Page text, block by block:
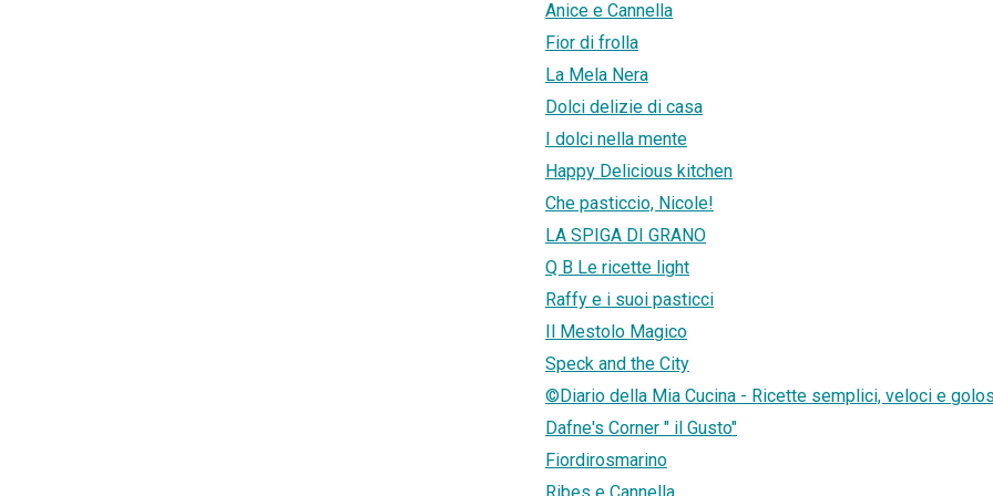
Anice e Cannella
Fior di frolla
La Mela Nera
Dolci delizie di casa
I dolci nella mente
Happy Delicious kitchen
Che pasticcio, Nicole!
LA SPIGA DI GRANO
Q B Le ricette light
Raffy e i suoi pasticci
Il Mestolo Magico
Speck and the City
©Diario della Mia Cucina - Ricette semplici, veloci e
Dafne's Corner " il Gusto"
Fiordirosmarino